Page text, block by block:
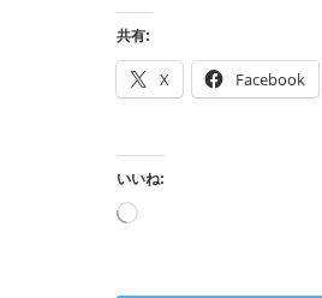
共有:
X Facebook
いいね:
読